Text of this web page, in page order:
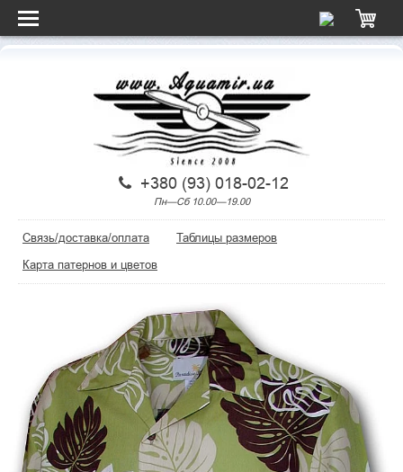
+380 (93) 018-02-12
Пн—Сб 10.00—19.00
Связь/доставка/оплата
Таблицы размеров
Карта патернов и цветов